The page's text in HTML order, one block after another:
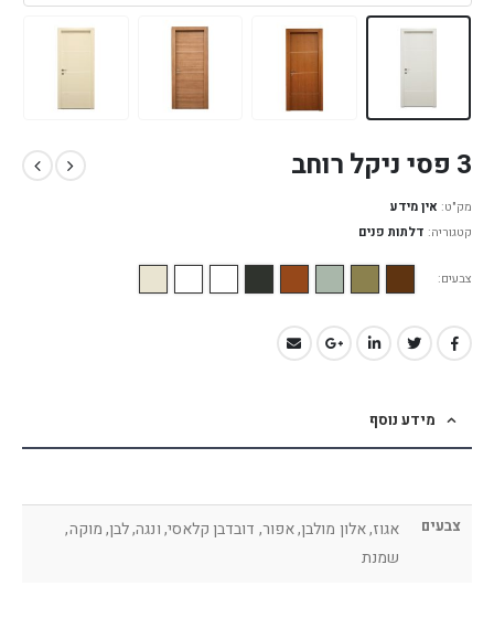
3 פסי ניקל רוחב
מק"ט: אין מידע
קטגוריה: דלתות פנים
צבעים
מידע נוסף
צבעים
אגוז, אלון מולבן, אפור, דובדבן קלאסי, ונגה, לבן, מוקה,
שמנת